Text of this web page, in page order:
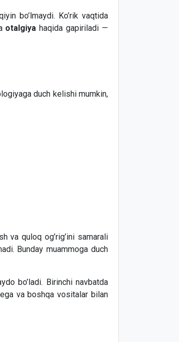
bo’lmaydi. Ko’rik vaqtida
otalgiya haqida gapiriladi —
duch kelishi mumkin,
va quloq og’rig’ini samarali
Bunday muammoga duch
bo’ladi. Birinchi navbatda
va boshqa vositalar bilan